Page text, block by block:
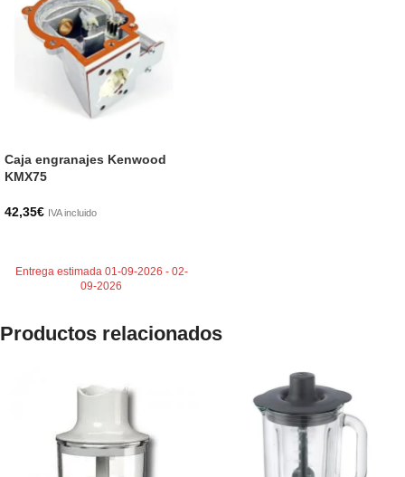
Caja engranajes Kenwood
KMX75
42,35€ IVA incluido
Entrega estimada 01-09-2026 - 02-
09-2026
Productos relacionados